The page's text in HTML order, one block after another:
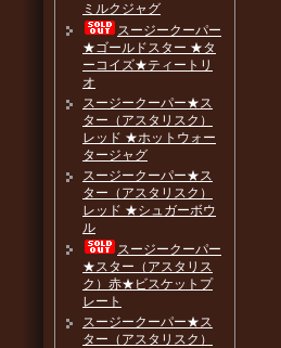
ミルクジャグ
スージークーパー
★ゴールドスター ★タ
ーコイズ★ティートリ
オ
スージークーパー★ス
ター（アスタリスク）
レッド ★ホットウォー
タージャグ
スージークーパー★ス
ター（アスタリスク）
レッド ★シュガーボウ
ル
スージークーパー
★スター（アスタリス
ク）赤★ビスケットプ
レート
スージークーパー★ス
ター（アスタリスク）